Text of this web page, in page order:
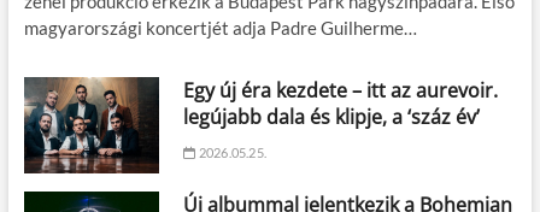
magyarországi koncertjét adja Padre Guilherme…
Egy új éra kezdete – itt az aurevoir.
legújabb dala és klipje, a ‘száz év’
2026.05.25.
Új albummal jelentkezik a Bohemian